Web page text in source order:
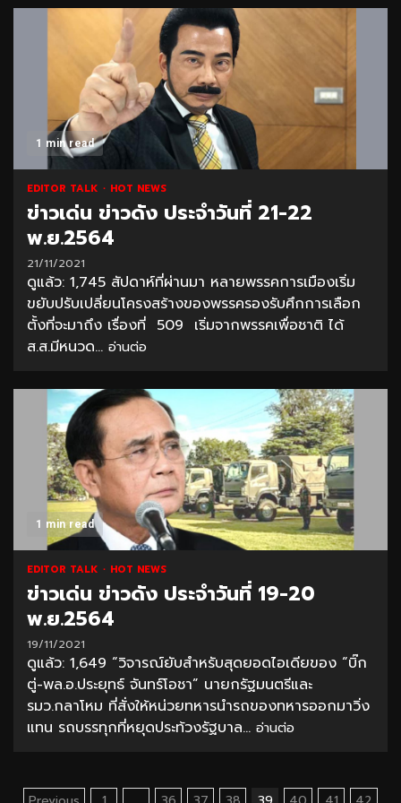
1 min read
EDITOR TALK HOT NEWS
ข่าวเด่น ข่าวดัง ประจำวันที่ 21-22
พ.ย.2564
21/11/2021
ดูแล้ว: 1,745 สัปดาห์ที่ผ่านมา หลายพรรคการเมืองเริ่ม
ขยับปรับเปลี่ยนโครงสร้างของพรรครองรับศึกการเลือก
ตั้งที่จะมาถึง เรื่องที่ 509 เริ่มจากพรรคเพื่อชาติ ได้
ส.ส.มีหนวด... อ่านต่อ
1 min read
EDITOR TALK HOT NEWS
ข่าวเด่น ข่าวดัง ประจำวันที่ 19-20
พ.ย.2564
19/11/2021
ดูแล้ว: 1,649 “วิจารณ์ยับสำหรับสุดยอดไอเดียของ “บิ๊ก
ตู่-พล.อ.ประยุทธ์ จันทร์โอชา” นายกรัฐมนตรีและ
รมว.กลาโหม ที่สั่งให้หน่วยทหารนำรถของทหารออกมาวิ่ง
แทน รถบรรทุกที่หยุดประท้วงรัฐบาล... อ่านต่อ